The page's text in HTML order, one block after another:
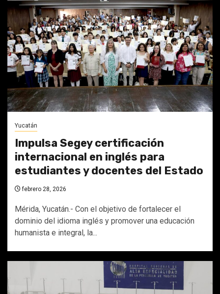
Yucatán
Impulsa Segey certificación
internacional en inglés para
estudiantes y docentes del Estado
febrero 28, 2026
Mérida, Yucatán.- Con el objetivo de fortalecer el
dominio del idioma inglés y promover una educación
humanista e integral, la...